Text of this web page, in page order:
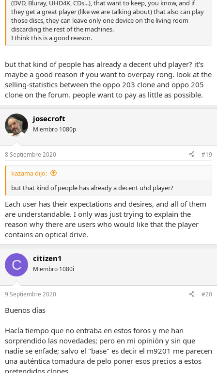
(DVD, Bluray, UHD4K, CDs...), that want to keep, you know, and if
they get a great player (like we are talking about) that also can play
those discs, they can leave only one device on the living room
discarding the rest of the machines.
I think this is a good reason.
but that kind of people has already a decent uhd player? it's
maybe a good reason if you want to overpay rong. look at the
selling-statistics between the oppo 203 clone and oppo 205
clone on the forum. people want to pay as little as possible.
josecroft
Miembro 1080p
8 Septiembre 2020 #19
kazama dijo:
but that kind of people has already a decent uhd player?
Each user has their expectations and desires, and all of them
are understandable. I only was just trying to explain the
reason why there are users who would like that the player
contains an optical drive.
C citizen1
Miembro 1080i
9 Septiembre 2020 #20
Buenos días
Hacía tiempo que no entraba en estos foros y me han
sorprendido las novedades; pero en mi opinión y sin que
nadie se enfade; salvo el "base" es decir el m9201 me parecen
una auténtica tomadura de pelo poner esos precios a estos
pretendidos clones.